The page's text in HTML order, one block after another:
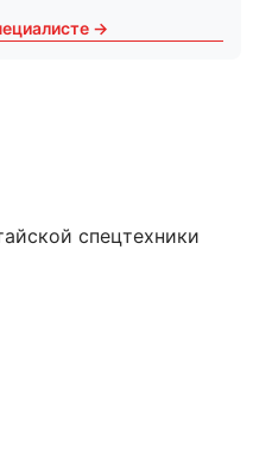
→
спецтехники